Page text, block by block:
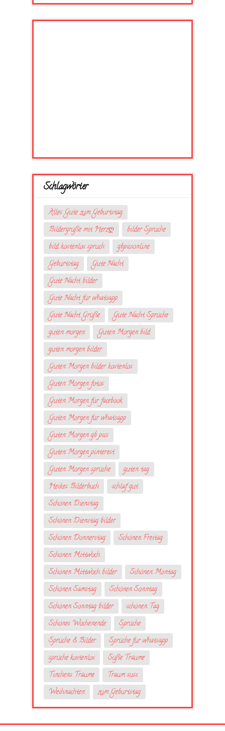
Schlagwörter
Alles Gute zum Geburtstag
Bildergrüße mit Herzღ
bilder Sprüche
bild kostenlos spruch
gbpicsonline
Geburtstag
Gute Nacht
Gute Nacht bilder
Gute Nacht für whatsapp
Gute Nacht Grüße
Gute Nacht Sprüche
guten morgen
Guten Morgen bild
guten morgen bilder
Guten Morgen bilder kostenlos
Guten Morgen fotos
Guten Morgen für facebook
Guten Morgen für whatsapp
Guten Morgen gb pics
Guten Morgen pinterest
Guten Morgen sprüche
guten tag
Heikes Bilderbuch
schlaf gut
Schönen Dienstag
Schönen Dienstag bilder
Schönen Donnerstag
Schönen Freitag
Schönen Mittwoch
Schönen Mittwoch bilder
Schönen Montag
Schönen Samstag
Schönen Sonntag
Schönen Sonntag bilder
schönen Tag
Schönes Wochenende
Sprüche
Sprüche & Bilder
Sprüche fur whatsapp
sprüche kostenlos
Süße Träume
Tinchens Träume
Traum suss
Weihnachten
zum Geburtstag